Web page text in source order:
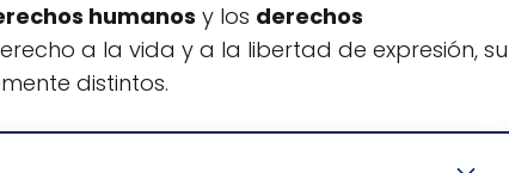
humanos y los derechos
a la vida y a la libertad de expresión, su
distintos.